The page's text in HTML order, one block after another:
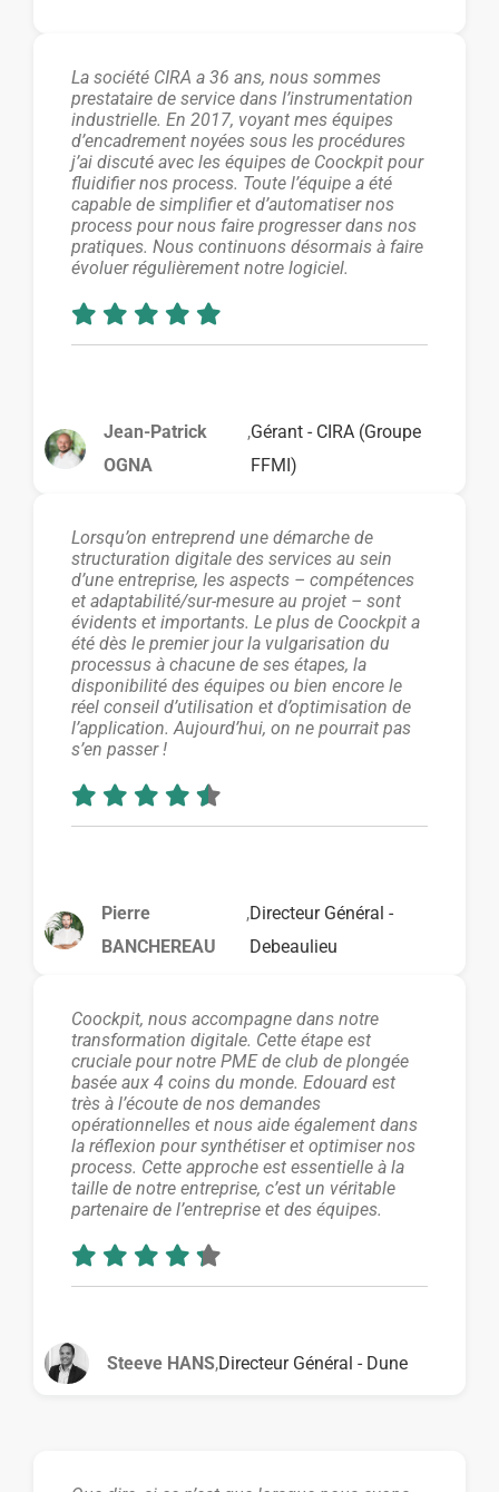
La société CIRA a 36 ans, nous sommes
prestataire de service dans l’instrumentation
industrielle. En 2017, voyant mes équipes
d’encadrement noyées sous les procédures
j’ai discuté avec les équipes de Coockpit pour
fluidifier nos process. Toute l’équipe a été
capable de simplifier et d’automatiser nos
process pour nous faire progresser dans nos
pratiques. Nous continuons désormais à faire
évoluer régulièrement notre logiciel.
Jean-Patrick
OGNA
,Gérant - CIRA (Groupe
FFMI)
Lorsqu’on entreprend une démarche de
structuration digitale des services au sein
d’une entreprise, les aspects – compétences
et adaptabilité/sur-mesure au projet – sont
évidents et importants. Le plus de Coockpit a
été dès le premier jour la vulgarisation du
processus à chacune de ses étapes, la
disponibilité des équipes ou bien encore le
réel conseil d’utilisation et d’optimisation de
l’application. Aujourd’hui, on ne pourrait pas
s’en passer !
Pierre
BANCHEREAU
,Directeur Général -
Debeaulieu
Coockpit, nous accompagne dans notre
transformation digitale. Cette étape est
cruciale pour notre PME de club de plongée
basée aux 4 coins du monde. Edouard est
très à l’écoute de nos demandes
opérationnelles et nous aide également dans
la réflexion pour synthétiser et optimiser nos
process. Cette approche est essentielle à la
taille de notre entreprise, c’est un véritable
partenaire de l’entreprise et des équipes.
Steeve HANS,Directeur Général - Dune